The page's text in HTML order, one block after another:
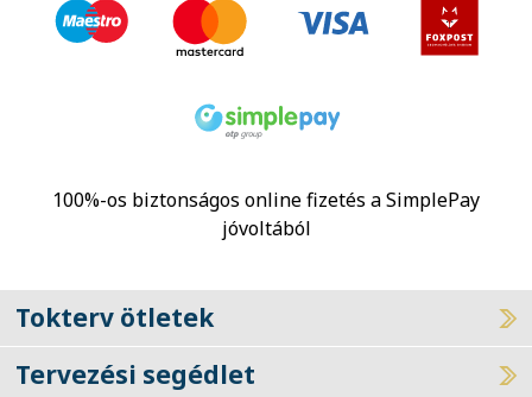
100%-os biztonságos online fizetés a SimplePay
jóvoltából
Tokterv ötletek
Tervezési segédlet